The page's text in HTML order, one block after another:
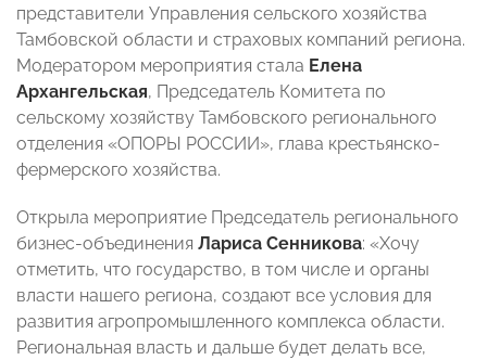
представители Управления сельского хозяйства
Тамбовской области и страховых компаний региона.
Модератором мероприятия стала Елена
Архангельская, Председатель Комитета по
сельскому хозяйству Тамбовского регионального
отделения «ОПОРЫ РОССИИ», глава крестьянско-
фермерского хозяйства.
Открыла мероприятие Председатель регионального
бизнес-объединения Лариса Сенникова: «Хочу
отметить, что государство, в том числе и органы
власти нашего региона, создают все условия для
развития агропромышленного комплекса области.
Региональная власть и дальше будет делать все,